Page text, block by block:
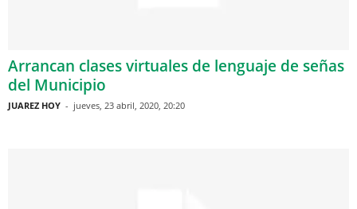
Arrancan clases virtuales de lenguaje de señas
del Municipio
JUAREZ HOY - jueves, 23 abril, 2020, 20:20